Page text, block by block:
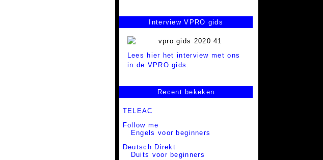
Interview VPRO gids
Lees hier het interview met ons
in de VPRO gids.
Recent bekeken
TELEAC
Follow me
Engels voor beginners
Deutsch Direkt
Duits voor beginners